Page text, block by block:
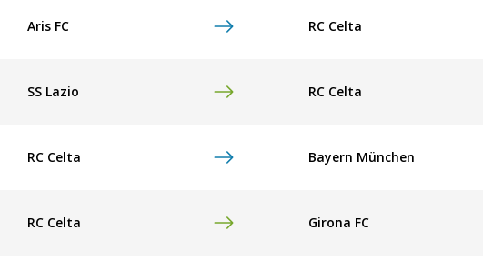
Aris FC RC Celta
SS Lazio RC Celta
RC Celta Bayern München
RC Celta Girona FC